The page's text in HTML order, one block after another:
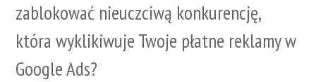
zablokować nieuczciwą konkurencję,
która wyklikiwuje Twoje płatne reklamy w
Google Ads?